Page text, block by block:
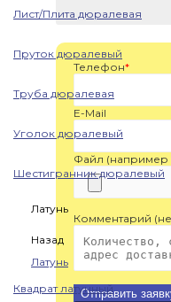
Лист/Плита дюралевая
Пруток дюралевый
Труба дюралевая
Уголок дюралевый
Шестигранник дюралевый
Латунь
Назад
Латунь
Квадрат латунный
Телефон*
E-Mail
Файл (например
Комментарий
Отправить